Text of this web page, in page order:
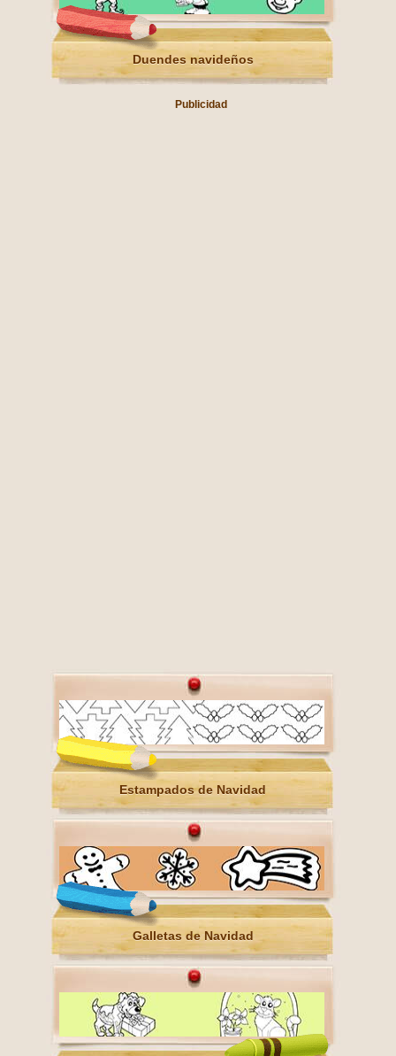
Duendes navideños
Publicidad
Estampados de Navidad
Galletas de Navidad